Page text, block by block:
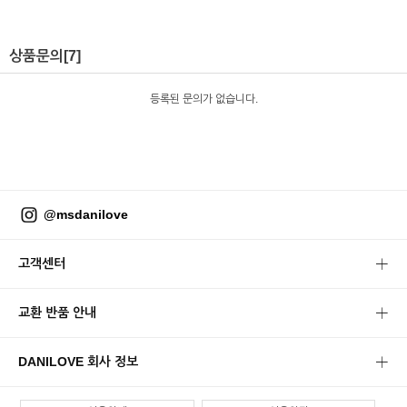
상품문의 [7]
등록된 문의가 없습니다.
@msdanilove
고객센터
교환 반품 안내
DANILOVE 회사 정보